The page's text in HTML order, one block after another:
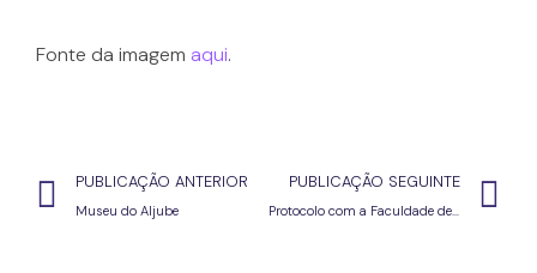
Fonte da imagem aqui.
PUBLICAÇÃO ANTERIOR
Museu do Aljube
PUBLICAÇÃO SEGUINTE
Protocolo com a Faculdade de Letras de Lisboa